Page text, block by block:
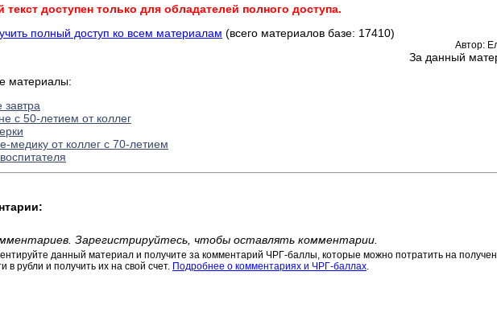
текст доступен только для обладателей полного доступа.
полный доступ ко всем материалам (всего материалов базе: 17410)
Автор:
За данный
материалы:
завтра
с 50-летием от коллег
медику от коллег с 70-летием
Зарегистрируйтесь, чтобы оставлять комментарии.
данный материал и получите за комментарий ЧРГ-баллы, которые можно потратить на
в рубли и получить их на свой счет. Подробнее о комментариях и ЧРГ-баллах.